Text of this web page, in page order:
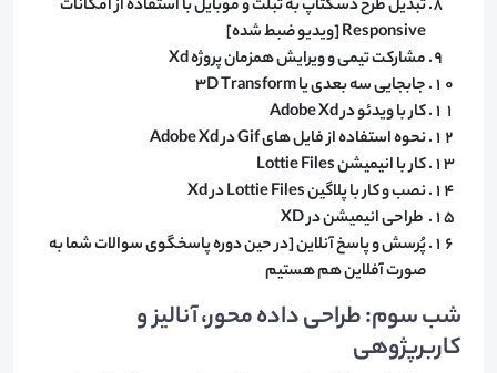
تبدیل طرح دسکتاپ به تبلت و موبایل با استفاده از امکانات
Responsive [ویدیو ضبط شده]
مشارکت تیمی و ویرایش همزمان پروژه Xd
جابجایی سه بعدی یا 3D Transform
کار با ویدئو در Adobe Xd
نحوه استفاده از فایل های Gif در Adobe Xd
کار با انیمیشن Lottie Files
نصب و کار با پلاگین Lottie Files در Xd
طراحی انیمیشن در XD
پُرسش و پاسخ آنلاین [در حین دوره پاسخگوی سوالات شما به
صورت آفلاین هم هستیم
شب سوم: طراحی داده محور، آنالیز و
کاربرپژوهی